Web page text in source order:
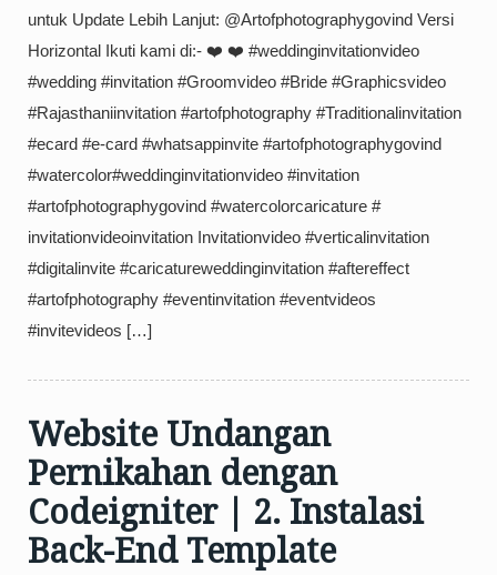
untuk Update Lebih Lanjut: @Artofphotographygovind Versi
Horizontal Ikuti kami di:- ❤️ ❤️ #weddinginvitationvideo
#wedding #invitation #Groomvideo #Bride #Graphicsvideo
#Rajasthaniinvitation #artofphotography #Traditionalinvitation
#ecard #e-card #whatsappinvite #artofphotographygovind
#watercolor#weddinginvitationvideo #invitation
#artofphotographygovind #watercolorcaricature #​
invitationvideoinvitation Invitationvideo​​ #verticalinvitation
#digitalinvite #caricatureweddinginvitation #aftereffect
#artofphotography​​​​ #eventinvitation​​​ #eventvideos​​​
#invitevideos​​​ […]
Website Undangan
Pernikahan dengan
Codeigniter | 2. Instalasi
Back-End Template